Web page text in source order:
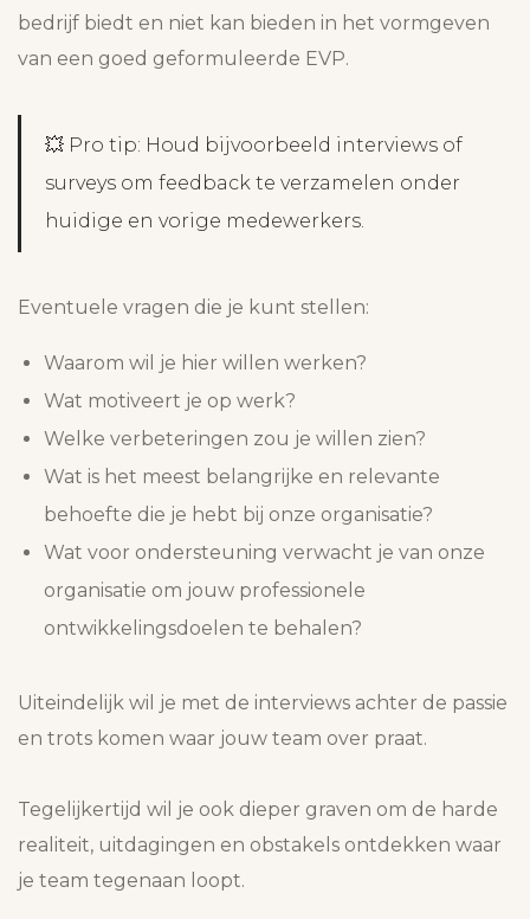
bedrijf biedt en niet kan bieden in het vormgeven
van een goed geformuleerde EVP.
💥 Pro tip: Houd bijvoorbeeld interviews of
surveys om feedback te verzamelen onder
huidige en vorige medewerkers.
Eventuele vragen die je kunt stellen:
Waarom wil je hier willen werken?
Wat motiveert je op werk?
Welke verbeteringen zou je willen zien?
Wat is het meest belangrijke en relevante
behoefte die je hebt bij onze organisatie?
Wat voor ondersteuning verwacht je van onze
organisatie om jouw professionele
ontwikkelingsdoelen te behalen?
Uiteindelijk wil je met de interviews achter de passie
en trots komen waar jouw team over praat.
Tegelijkertijd wil je ook dieper graven om de harde
realiteit, uitdagingen en obstakels ontdekken waar
je team tegenaan loopt.